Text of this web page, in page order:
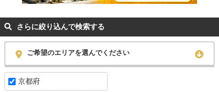
さらに絞り込んで検索する
ご希望のエリアを選んでください
京都府